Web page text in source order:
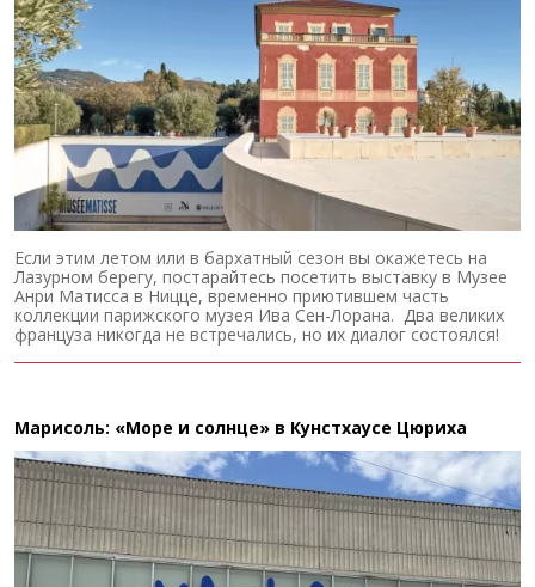
Если этим летом или в бархатный сезон вы окажетесь на
Лазурном берегу, постарайтесь посетить выставку в Музее
Анри Матисса в Ницце, временно приютившем часть
коллекции парижского музея Ива Сен-Лорана. Два великих
француза никогда не встречались, но их диалог состоялся!
Марисоль: «Море и солнце» в Кунстхаусе Цюриха